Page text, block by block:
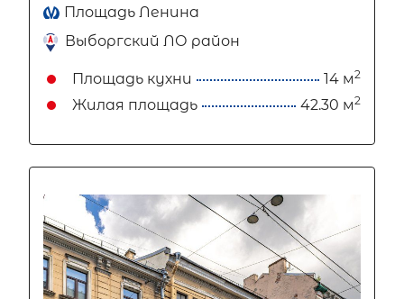
Площадь Ленина
Выборгский ЛО район
Площадь кухни 14 м2
Жилая площадь 42.30 м2